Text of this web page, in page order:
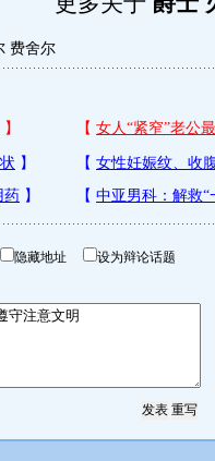
费舍尔
隐藏地址 设为辩论话题